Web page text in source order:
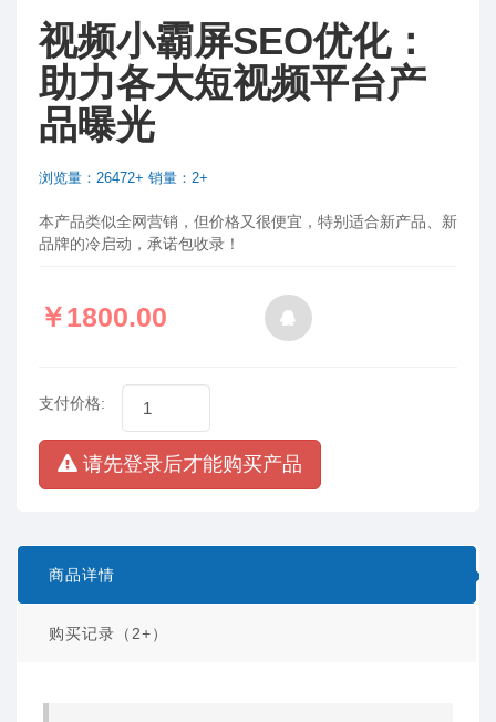
视频小霸屏SEO优化：
助力各大短视频平台产
品曝光
浏览量：26472+ 销量：2+
本产品类似全网营销，但价格又很便宜，特别适合新产品、新
品牌的冷启动，承诺包收录！
￥1800.00
支付价格:
请先登录后才能购买产品
商品详情
购买记录（2+）